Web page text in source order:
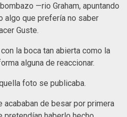
—rio Graham, apuntando
algo que prefería no saber
Guste.
la boca tan abierta como la
alguna de reaccionar.
foto se publicaba.
acababan de besar por primera